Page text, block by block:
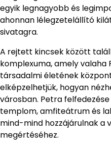
egyik legnagyobb és
ahonnan lélegzetelállító
sivatagra.
A rejtett kincsek között
komplexuma, amely valaha
társadalmi életének
elképzelhetjük, hogyan
városban. Petra
templom, amfiteátrum és
mind-mind hozzájárulnak a
megértéséhez.